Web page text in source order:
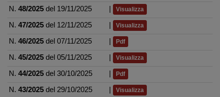
N. 48/2025 del 19/11/2025 Visualizza
N. 47/2025 del 12/11/2025 Visualizza
N. 46/2025 del 07/11/2025 Pdf
N. 45/2025 del 05/11/2025 Visualizza
N. 44/2025 del 30/10/2025 Pdf
N. 43/2025 del 29/10/2025 Visualizza